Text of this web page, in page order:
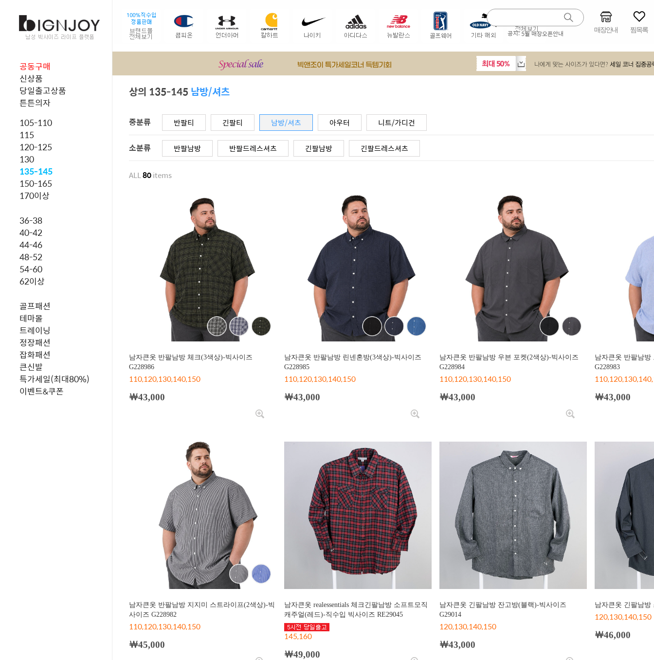
공지:5월 매장오픈안내 매장안내 찜목록
공동구매
신상품
당일출고상품
튼튼의자
105-110
115
120-125
130
135-145
150-165
170이상
36-38
40-42
44-46
48-52
54-60
62이상
골프패션
테마몰
트레이닝
정장패션
잡화패션
큰신발
특가세일(최대80%)
이벤트&쿠폰
상의 135-145 남방/셔츠
중분류 반팔티 긴팔티 남방/셔츠 아우터 니트/가디건
소분류 반팔남방 반팔드레스셔츠 긴팔남방 긴팔드레스셔츠
ALL80items
남자큰옷 반팔남방 체크(3색상)-빅사이즈
G228986
110,120,130,140,150
￦43,000
남자큰옷 반팔남방 린넨혼방(3색상)-빅사이즈
G228985
110,120,130,140,150
￦43,000
남자큰옷 반팔남방 우븐 포켓(2색상)-빅사이즈
G228984
110,120,130,140,150
￦43,000
남자큰옷 반팔남방
G228983
￦43,000
남자큰옷 반팔남방 지지미 스트라이프(2색상)-빅
사이즈 G228982
110,120,130,140,150
￦45,000
남자큰옷 realessentials 체크긴팔남방 소프트모직
캐주얼(레드)-직수입 빅사이즈 RE29045
145,160
￦49,000
남자큰옷 긴팔남방 잔고방(블랙)-빅사이즈
G29014
120,130,140,150
￦43,000
남자큰옷 긴팔남방
120,130,140,150
￦46,000